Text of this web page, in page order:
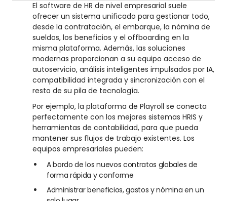
El software de HR de nivel empresarial suele
ofrecer un sistema unificado para gestionar todo,
desde la contratación, el embarque, la nómina de
sueldos, los beneficios y el offboarding en la
misma plataforma. Además, las soluciones
modernas proporcionan a su equipo acceso de
autoservicio, análisis inteligentes impulsados por IA,
compatibilidad integrada y sincronización con el
resto de su pila de tecnología.
Por ejemplo, la plataforma de Playroll se conecta
perfectamente con los mejores sistemas HRIS y
herramientas de contabilidad, para que pueda
mantener sus flujos de trabajo existentes. Los
equipos empresariales pueden:
A bordo de los nuevos contratos globales de
forma rápida y conforme
Administrar beneficios, gastos y nómina en un